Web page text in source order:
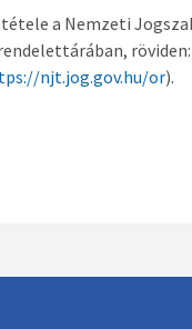
rendelettár >
a Nemzeti
njt.jog.gov.hu/or).